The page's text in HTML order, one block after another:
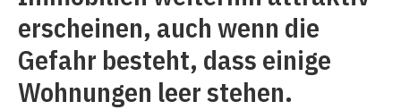
erscheinen, auch wenn die
Gefahr besteht, dass einige
Wohnungen leer stehen.